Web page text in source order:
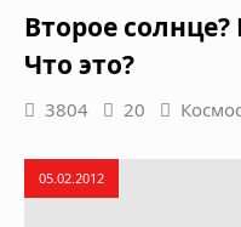
Второе
Что это?
3804 20
05.02.2012